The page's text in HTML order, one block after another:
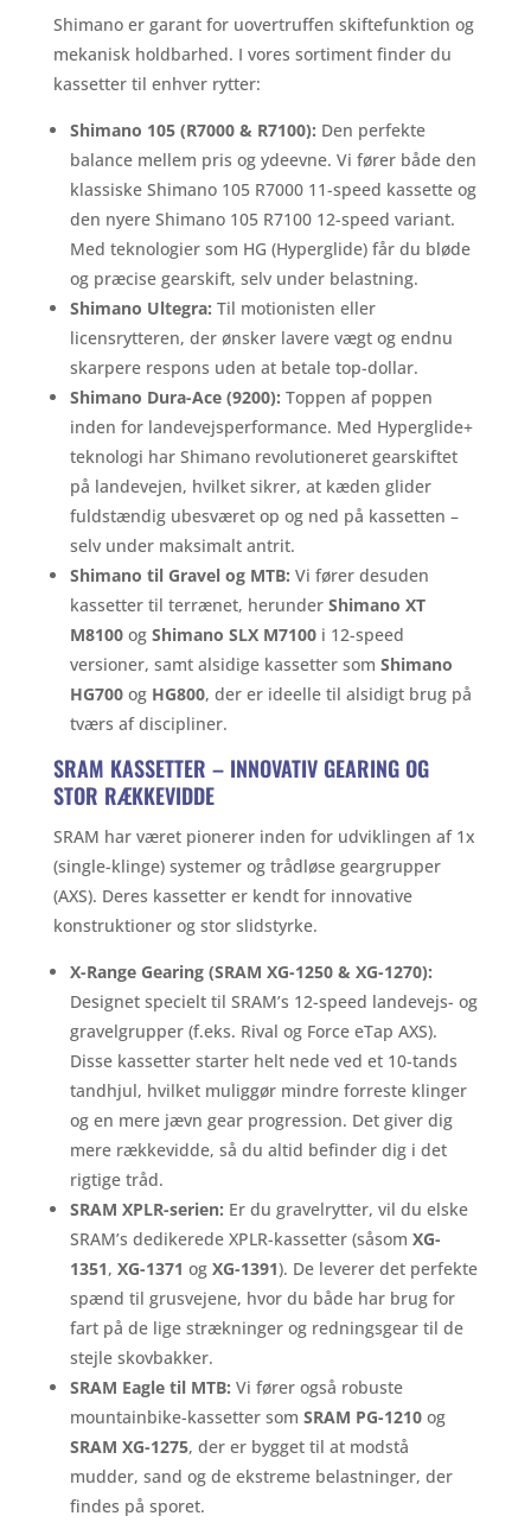
Shimano er garant for uovertruffen skiftefunktion og
mekanisk holdbarhed. I vores sortiment finder du
kassetter til enhver rytter:
Shimano 105 (R7000 & R7100): Den perfekte
balance mellem pris og ydeevne. Vi fører både den
klassiske Shimano 105 R7000 11-speed kassette og
den nyere Shimano 105 R7100 12-speed variant.
Med teknologier som HG (Hyperglide) får du bløde
og præcise gearskift, selv under belastning.
Shimano Ultegra: Til motionisten eller
licensrytteren, der ønsker lavere vægt og endnu
skarpere respons uden at betale top-dollar.
Shimano Dura-Ace (9200): Toppen af poppen
inden for landevejsperformance. Med Hyperglide+
teknologi har Shimano revolutioneret gearskiftet
på landevejen, hvilket sikrer, at kæden glider
fuldstændig ubesværet op og ned på kassetten –
selv under maksimalt antrit.
Shimano til Gravel og MTB: Vi fører desuden
kassetter til terrænet, herunder Shimano XT
M8100og Shimano SLX M7100i 12-speed
versioner, samt alsidige kassetter som Shimano
HG700og HG800, der er ideelle til alsidigt brug på
tværs af discipliner.
SRAM KASSETTER – INNOVATIV GEARING OG
STOR RÆKKEVIDDE
SRAM har været pionerer inden for udviklingen af 1x
(single-klinge) systemer og trådløse geargrupper
(AXS). Deres kassetter er kendt for innovative
konstruktioner og stor slidstyrke.
X-Range Gearing (SRAM XG-1250 & XG-1270):
Designet specielt til SRAM’s 12-speed landevejs- og
gravelgrupper (f.eks. Rival og Force eTap AXS).
Disse kassetter starter helt nede ved et 10-tands
tandhjul, hvilket muliggør mindre forreste klinger
og en mere jævn gear progression. Det giver dig
mere rækkevidde, så du altid befinder dig i det
rigtige tråd.
SRAM XPLR-serien: Er du gravelrytter, vil du elske
SRAM’s dedikerede XPLR-kassetter (såsom XG-
1351, XG-1371 og XG-1391). De leverer det perfekte
spænd til grusvejene, hvor du både har brug for
fart på de lige strækninger og redningsgear til de
stejle skovbakker.
SRAM Eagle til MTB: Vi fører også robuste
mountainbike-kassetter som SRAM PG-1210og
SRAM XG-1275, der er bygget til at modstå
mudder, sand og de ekstreme belastninger, der
findes på sporet.